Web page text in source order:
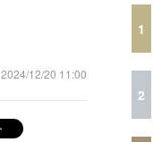
2024/12/20 11:00
1
2